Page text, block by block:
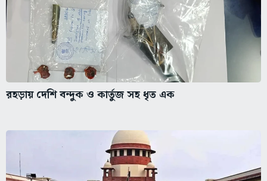
রহড়ায় দেশি বন্দুক ও কার্তুজ সহ ধৃত এক